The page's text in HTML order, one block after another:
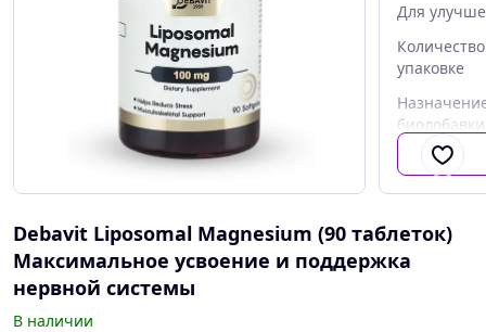
Для
упаковке
биодобавки
Debavit Liposomal Magnesium (90 таблеток)
Максимальное усвоение и поддержка
нервной системы
В наличии